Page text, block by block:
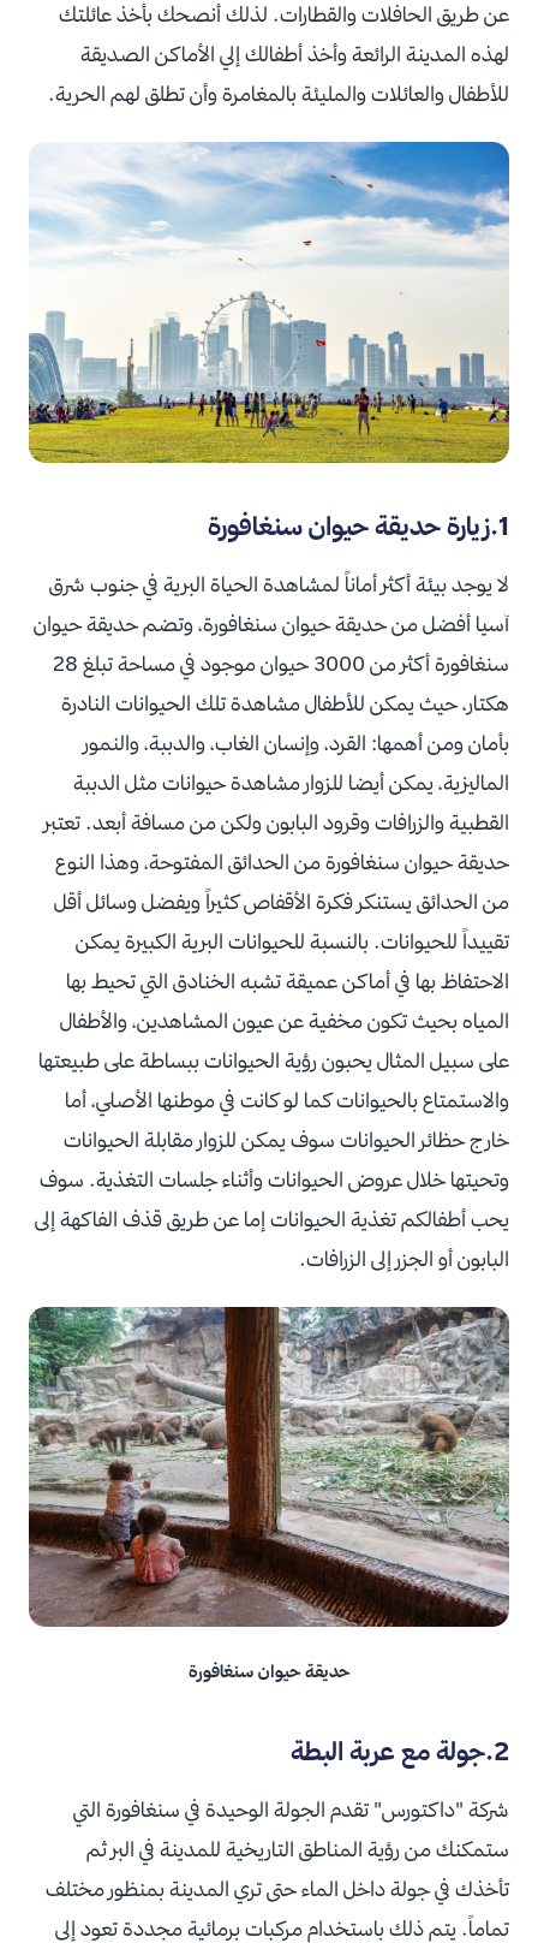
عن طريق الحافلات والقطارات. لذلك أنصحك بأخذ عائلتك
لهذه المدينة الرائعة وأخذ أطفالك إلي الأماكن الصديقة
للأطفال والعائلات والمليئة بالمغامرة وأن تطلق لهم الحرية.
1.زيارة حديقة حيوان سنغافورة
لا يوجد بيئة أكثر أماناً لمشاهدة الحياة البرية في جنوب شرق
آسيا أفضل من حديقة حيوان سنغافورة، وتضم حديقة حيوان
سنغافورة أكثر من 3000 حيوان موجود في مساحة تبلغ 28
هكتار، حيث يمكن للأطفال مشاهدة تلك الحيوانات النادرة
بأمان ومن أهمها: القرد، وإنسان الغاب، والدببة، والنمور
الماليزية، يمكن أيضا للزوار مشاهدة حيوانات مثل الدببة
القطبية والزرافات وقرود البابون ولكن من مسافة أبعد. تعتبر
حديقة حيوان سنغافورة من الحدائق المفتوحة، وهذا النوع
من الحدائق يستنكر فكرة الأقفاص كثيراً ويفضل وسائل أقل
تقييداً للحيوانات. بالنسبة للحيوانات البرية الكبيرة يمكن
الاحتفاظ بها في أماكن عميقة تشبه الخنادق التي تحيط بها
المياه بحيث تكون مخفية عن عيون المشاهدين، والأطفال
على سبيل المثال يحبون رؤية الحيوانات ببساطة على طبيعتها
والاستمتاع بالحيوانات كما لو كانت في موطنها الأصلي، أما
خارج حظائر الحيوانات سوف يمكن للزوار مقابلة الحيوانات
وتحيتها خلال عروض الحيوانات وأثناء جلسات التغذية. سوف
يحب أطفالكم تغذية الحيوانات إما عن طريق قذف الفاكهة إلى
البابون أو الجزر إلى الزرافات.
حديقة حيوان سنغافورة
2.جولة مع عربة البطة
شركة "داكتورس" تقدم الجولة الوحيدة في سنغافورة التي
ستمكنك من رؤية المناطق التاريخية للمدينة في البر ثم
تأخذك في جولة داخل الماء حتى تري المدينة بمنظور مختلف
تماماً. يتم ذلك باستخدام مركبات برمائية مجددة تعود إلى